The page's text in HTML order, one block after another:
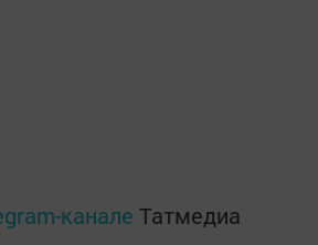
канале Татмедиа